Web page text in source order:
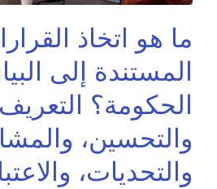
ما هو اتخاذ
المستندة إلى
الحكومة؟
والتحسين،
والتحديات،